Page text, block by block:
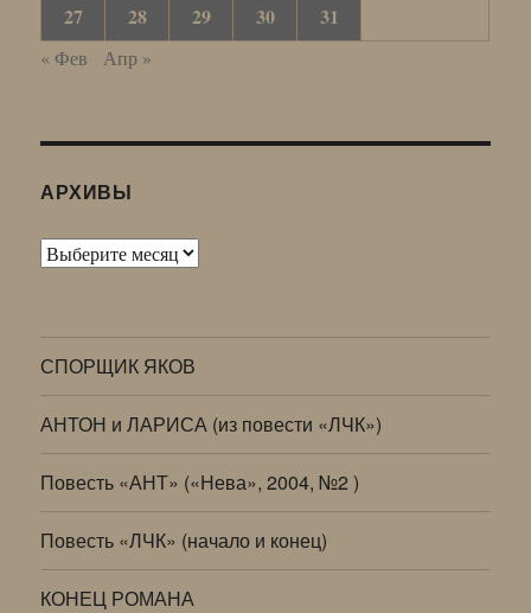
27
28 29 30 31
« Фев Апр »
АРХИВЫ
Архивы
СПОРЩИК ЯКОВ
АНТОН и ЛАРИСА (из повести «ЛЧК»)
Повесть «АНТ» («Нева», 2004, №2 )
Повесть «ЛЧК» (начало и конец)
КОНЕЦ РОМАНА